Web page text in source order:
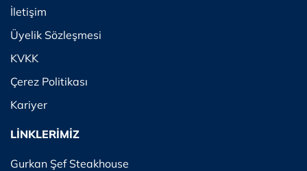
İletişim
Üyelik Sözleşmesi
KVKK
Çerez Politikası
Kariyer
LİNKLERİMİZ
Gurkan Şef Steakhouse